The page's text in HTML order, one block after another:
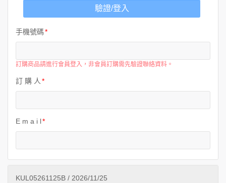
悠遊美加
遊輪河輪
中東非洲
歐洲之旅
手機號碼
訂購商品請進行會員登入，非會員訂購需先驗證聯絡資料。
驗證/登入
訂 購 人
E m a i l
KUL05261125B / 2026/11/25